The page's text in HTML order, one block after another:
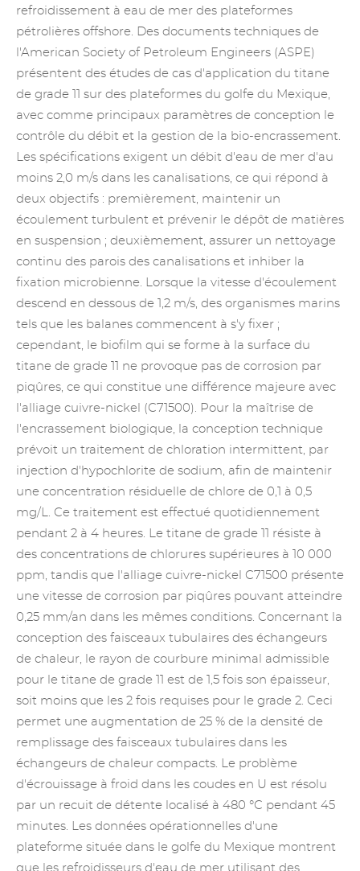
refroidissement à eau de mer des plateformes
pétrolières offshore. Des documents techniques de
l'American Society of Petroleum Engineers (ASPE)
présentent des études de cas d'application du titane
de grade 11 sur des plateformes du golfe du Mexique,
avec comme principaux paramètres de conception le
contrôle du débit et la gestion de la bio-encrassement.
Les spécifications exigent un débit d'eau de mer d'au
moins 2,0 m/s dans les canalisations, ce qui répond à
deux objectifs : premièrement, maintenir un
écoulement turbulent et prévenir le dépôt de matières
en suspension ; deuxièmement, assurer un nettoyage
continu des parois des canalisations et inhiber la
fixation microbienne. Lorsque la vitesse d'écoulement
descend en dessous de 1,2 m/s, des organismes marins
tels que les balanes commencent à s'y fixer ;
cependant, le biofilm qui se forme à la surface du
titane de grade 11 ne provoque pas de corrosion par
piqûres, ce qui constitue une différence majeure avec
l'alliage cuivre-nickel (C71500). Pour la maîtrise de
l'encrassement biologique, la conception technique
prévoit un traitement de chloration intermittent, par
injection d'hypochlorite de sodium, afin de maintenir
une concentration résiduelle de chlore de 0,1 à 0,5
mg/L. Ce traitement est effectué quotidiennement
pendant 2 à 4 heures. Le titane de grade 11 résiste à
des concentrations de chlorures supérieures à 10 000
ppm, tandis que l'alliage cuivre-nickel C71500 présente
une vitesse de corrosion par piqûres pouvant atteindre
0,25 mm/an dans les mêmes conditions. Concernant la
conception des faisceaux tubulaires des échangeurs
de chaleur, le rayon de courbure minimal admissible
pour le titane de grade 11 est de 1,5 fois son épaisseur,
soit moins que les 2 fois requises pour le grade 2. Ceci
permet une augmentation de 25 % de la densité de
remplissage des faisceaux tubulaires dans les
échangeurs de chaleur compacts. Le problème
d'écrouissage à froid dans les coudes en U est résolu
par un recuit de détente localisé à 480 °C pendant 45
minutes. Les données opérationnelles d'une
plateforme située dans le golfe du Mexique montrent
que les refroidisseurs d'eau de mer utilisant des